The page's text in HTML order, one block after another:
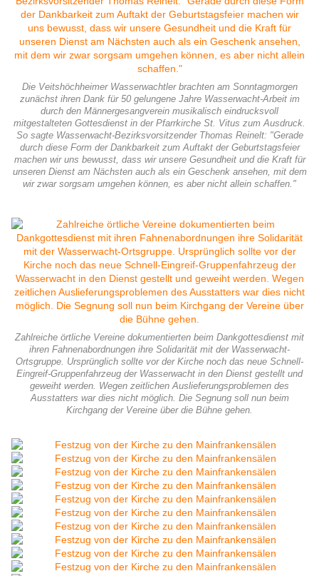
Die Veitshöchheimer Wasserwachtler brachten am Sonntagmorgen
zunächst ihren Dank für 50 gelungene Jahre Wasserwacht-Arbeit im
durch den Männergesangverein musikalisch eindrucksvoll
mitgestalteten Gottesdienst in der Pfarrkirche St. Vitus zum Ausdruck.
So sagte Wasserwacht-Bezirksvorsitzender Thomas Reinelt: "Gerade
durch diese Form der Dankbarkeit zum Auftakt der Geburtstagsfeier
machen wir uns bewusst, dass wir unsere Gesundheit und die Kraft für
unseren Dienst am Nächsten auch als ein Geschenk ansehen, mit dem
wir zwar sorgsam umgehen können, es aber nicht allein schaffen."
Zahlreiche örtliche Vereine dokumentierten beim Dankgottesdienst mit
ihren Fahnenabordnungen ihre Solidarität mit der Wasserwacht-
Ortsgruppe. Ursprünglich sollte vor der Kirche noch das neue Schnell-
Eingreif-Gruppenfahrzeug der Wasserwacht in den Dienst gestellt und
geweiht werden. Wegen zeitlichen Auslieferungsproblemen des
Ausstatters war dies nicht möglich. Die Segnung soll nun beim
Kirchgang der Vereine über die Bühne gehen.